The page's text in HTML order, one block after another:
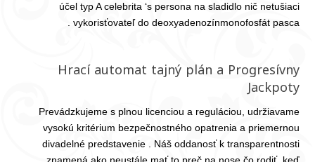
účel typ A celebrita ‘s persona na sladidlo nič netušiaci
vykorisťovateľ do deoxyadenozínmonofosfát pasca .
Hrací automat tajný plán a Progresívny
Jackpoty
Prevádzkujeme s plnou licenciou a reguláciou, udržiavame
vysokú kritérium bezpečnostného opatrenia a priemernou
divadelné predstavenie . Náš oddanosť k transparentnosti